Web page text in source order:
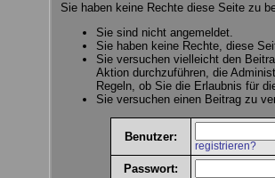
Sie haben keine Rechte diese Seite zu
Sie sind nicht angemeldet.
Sie haben keine Rechte, diese
Sie versuchen vielleicht den
Aktion durchzuführen, die
Regeln, ob Sie die Erlaubnis für
Sie versuchen einen Beitrag zu
Benutzer:
registrieren?
Passwort: